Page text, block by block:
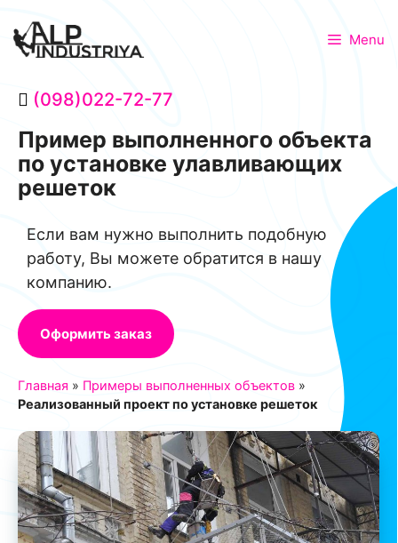
Menu
(098)022-72-77
Пример выполненного объекта
по установке улавливающих
решеток
Если вам нужно выполнить подобную
работу, Вы можете обратится в нашу
компанию.
Оформить заказ
Главная » Примеры выполненных объектов »
Реализованный проект по установке решеток